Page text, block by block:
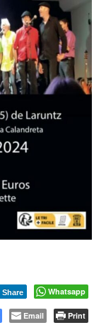
Share Whatsapp
Email Print